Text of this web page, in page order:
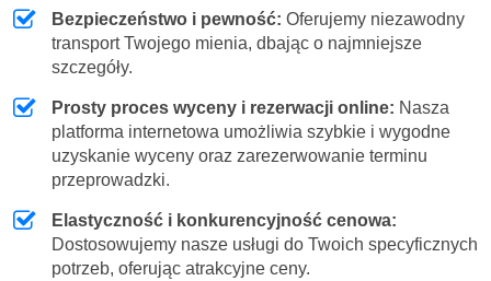
Bezpieczeństwo i pewność: Oferujemy niezawodny
transport Twojego mienia, dbając o najmniejsze
szczegóły.
Prosty proces wyceny i rezerwacji online: Nasza
platforma internetowa umożliwia szybkie i wygodne
uzyskanie wyceny oraz zarezerwowanie terminu
przeprowadzki.
Elastyczność i konkurencyjność cenowa:
Dostosowujemy nasze usługi do Twoich specyficznych
potrzeb, oferując atrakcyjne ceny.